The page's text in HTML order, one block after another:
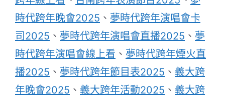
時代跨年晚會2025 、 夢時代跨年演唱會卡
司2025 、 夢時代跨年演唱會直播2025 、 夢
時代跨年演唱會線上看 、 夢時代跨年煙火直
播2025 、 夢時代跨年節目表2025 、 義大跨
年晚會2025 、 義大跨年活動2025 、 義大跨